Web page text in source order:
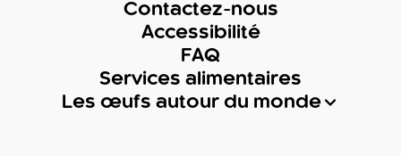
Contactez-nous
Accessibilité
FAQ
Services alimentaires
Les œufs autour du monde